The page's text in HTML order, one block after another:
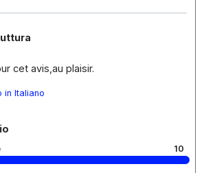
cet avis,au plaisir.
in Italiano
10